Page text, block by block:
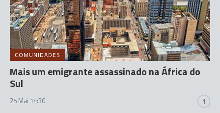
COMUNIDADES
Mais um emigrante assassinado na África do
Sul
25 Mai 14:30 1